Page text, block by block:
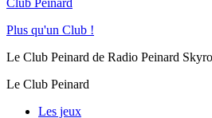
Club Peinard
Plus qu'un Club !
Le Club Peinard de Radio Peinard
Le Club Peinard
Les jeux